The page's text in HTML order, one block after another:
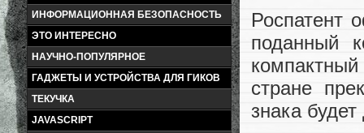
ИНФОРМАЦИОННАЯ БЕЗОПАСНОСТЬ
ЭТО ИНТЕРЕСНО
НАУЧНО-ПОПУЛЯРНОЕ
ГАДЖЕТЫ И УСТРОЙСТВА ДЛЯ ГИКОВ
ТЕКУЧКА
JAVASCRIPT
Роспатент
поданный
стране
знака